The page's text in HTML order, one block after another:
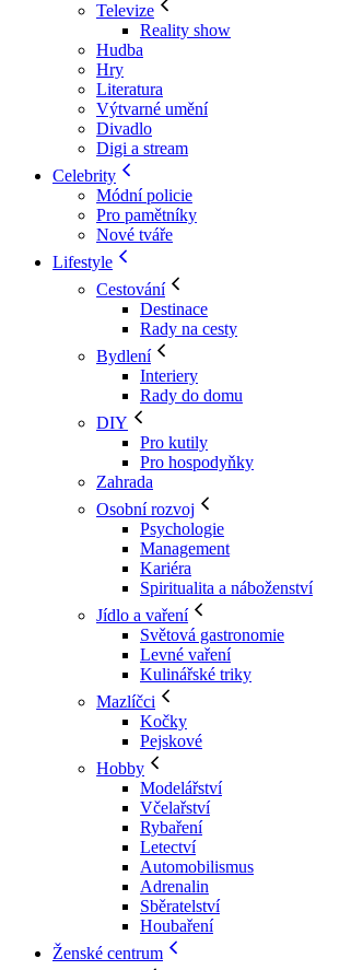
Televize
Reality show
Hudba
Hry
Literatura
Výtvarné umění
Divadlo
Digi a stream
Celebrity
Módní policie
Pro pamětníky
Nové tváře
Lifestyle
Cestování
Destinace
Rady na cesty
Bydlení
Interiery
Rady do domu
DIY
Pro kutily
Pro hospodyňky
Zahrada
Osobní rozvoj
Psychologie
Management
Kariéra
Spiritualita a náboženství
Jídlo a vaření
Světová gastronomie
Levné vaření
Kulinářské triky
Mazlíčci
Kočky
Pejskové
Hobby
Modelářství
Včelařství
Rybaření
Letectví
Automobilismus
Adrenalin
Sběratelství
Houbaření
Ženské centrum